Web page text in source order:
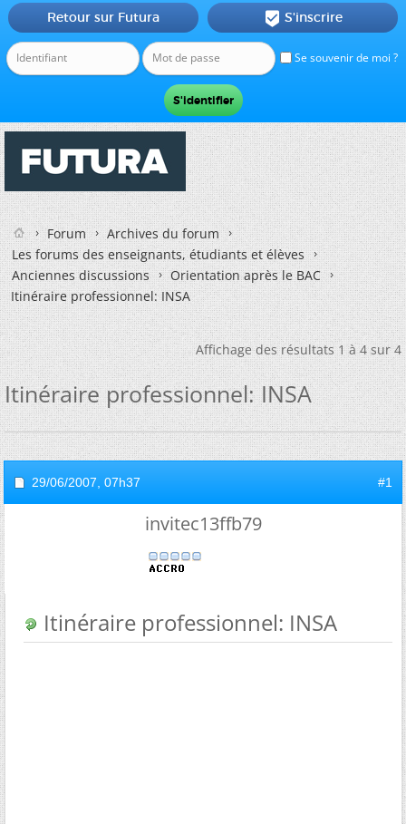
Se souvenir de moi ?
Retour sur Futura  S'inscrire
Forum
Archives du forum
Les forums des enseignants, étudiants et élèves
Anciennes discussions
Orientation après le BAC
Itinéraire professionnel: INSA
Affichage des résultats 1 à 4 sur 4
Itinéraire professionnel: INSA
29/06/2007, 07h37 #1
invitec13ffb79
Itinéraire professionnel: INSA